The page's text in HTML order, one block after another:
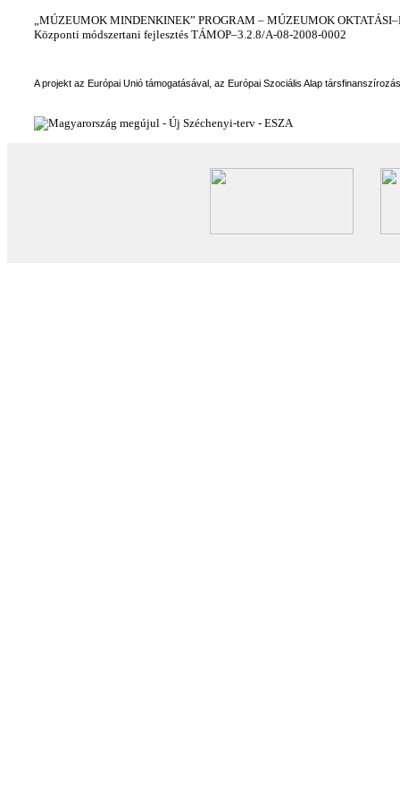
„MÚZEUMOK MINDENKINEK” PROGRAM – MÚZEUMOK
Központi módszertani fejlesztés TÁMOP–3.2.8/A-08-2008-0002
A projekt az Európai Unió támogatásával, az Európai Szociális Alap